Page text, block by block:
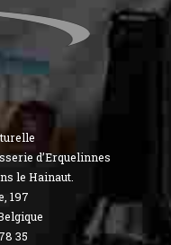
d’Erquelinnes
le Hainaut.
197
35